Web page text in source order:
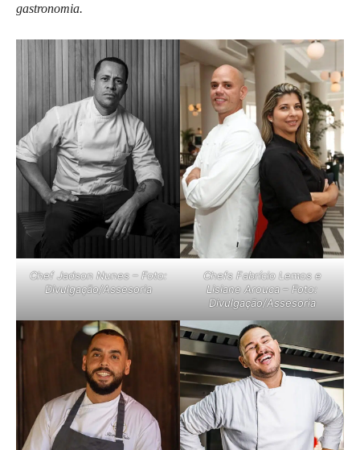
gastronomia.
Chef Jadson Nunes – Foto:
Divulgação/Assesoria
Chefs Fabrício Lemos e
Lisiane Arouca – Foto:
Divulgação/Assesoria